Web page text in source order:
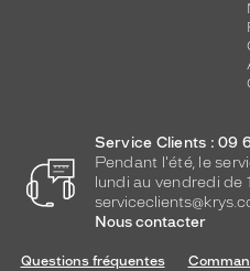
Service Clients : 09
Pendant l'été, le
lundi au vendredi de
Nous contacter
Questions fréquentes